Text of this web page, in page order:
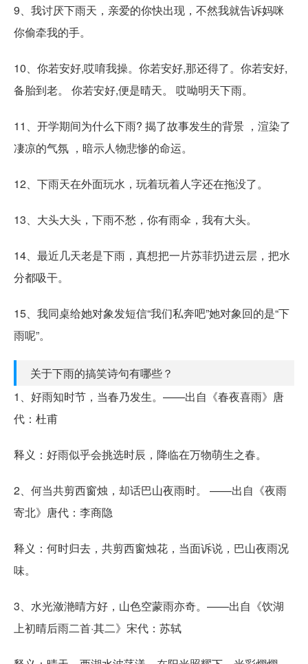
9、我讨厌下雨天，亲爱的你快出现，不然我就告诉妈咪
你偷牵我的手。
10、你若安好,哎唷我操。你若安好,那还得了。你若安好,
备胎到老。 你若安好,便是晴天。 哎呦明天下雨。
11、开学期间为什么下雨? 揭了故事发生的背景 ，渲染了
凄凉的气氛 ，暗示人物悲惨的命运。
12、下雨天在外面玩水，玩着玩着人字还在拖没了。
13、大头大头，下雨不愁，你有雨伞，我有大头。
14、最近几天老是下雨，真想把一片苏菲扔进云层，把水
分都吸干。
15、我同桌给她对象发短信“我们私奔吧”她对象回的是“下
雨呢”。
关于下雨的搞笑诗句有哪些？
1、好雨知时节，当春乃发生。——出自《春夜喜雨》唐
代：杜甫
释义：好雨似乎会挑选时辰，降临在万物萌生之春。
2、何当共剪西窗烛，却话巴山夜雨时。 ——出自《夜雨
寄北》唐代：李商隐
释义：何时归去，共剪西窗烛花，当面诉说，巴山夜雨况
味。
3、水光潋滟晴方好，山色空蒙雨亦奇。——出自《饮湖
上初晴后雨二首·其二》宋代：苏轼